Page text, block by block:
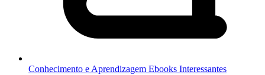
Conhecimento e Aprendizagem Ebooks Interessantes